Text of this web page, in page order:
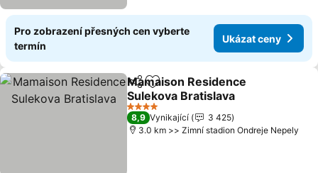
Pro zobrazení přesných cen vyberte
termín
Ukázat ceny
SdíletPřidat na seznam oblíbených
Mamaison Residence
Sulekova Bratislava
Ukázat ceny
4 Počet hvězdiček
8,9 Vynikající
3 425
3.0 km >> Zimní stadion Ondreje Nepely